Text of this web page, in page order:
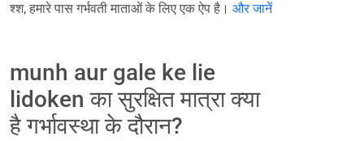
श्श, हमारे पास गर्भवती माताओं के लिए एक ऐप है। और जानें
munh aur gale ke lie
lidoken का सुरक्षित मात्रा क्या
है गर्भावस्था के दौरान?